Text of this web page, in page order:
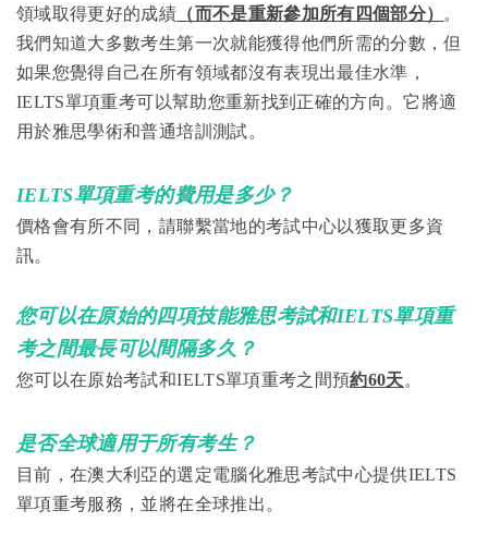
領域取得更好的成績 （而不是重新參加所有四個部分） 。
我們知道大多數考生第一次就能獲得他們所需的分數，但
如果您覺得自己在所有領域都沒有表現出最佳水準，
IELTS單項重考可以幫助您重新找到正確的方向。它將適
用於雅思學術和普通培訓測試。
IELTS單項重考的費用是多少？
價格會有所不同，請聯繫當地的考試中心以獲取更多資
訊。
您可以在原始的四項技能雅思考試和IELTS單項重
考之間最長可以間隔多久？
您可以在原始考試和IELTS單項重考之間預約60天。
是否全球適用于所有考生？
目前，在澳大利亞的選定電腦化雅思考試中心提供IELTS
單項重考服務，並將在全球推出。